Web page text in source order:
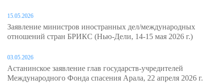
15.05.2026
Заявление министров иностранных дел/международных
отношений стран БРИКС (Нью-Дели, 14-15 мая 2026 г.)
03.05.2026
Астанинское заявление глав государств-учредителей
Международного Фонда спасения Арала, 22 апреля 2026 г.